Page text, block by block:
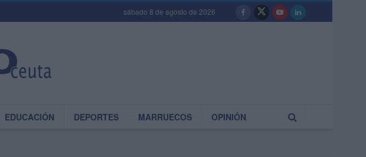
sábado 8 de agosto de 2026
EDUCACIÓN DEPORTES MARRUECOS OPINIÓN